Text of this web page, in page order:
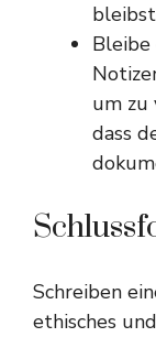
um zu
dass
Schreiben
ethisches